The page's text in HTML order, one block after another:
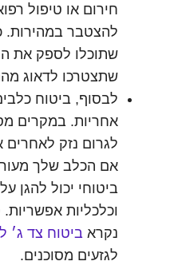
חירום או טיפול רפואי
להצטבר במהירות. כיסוי
שתוכלו לספק את הטיפול
שתצטרכו לדאוג
לבסוף, ביטוח כלבים יכול
אחריות. במקרים מסוימים,
לגרום נזק לאחרים או
אם הכלב שלך מעורב
ביטוחי יכול להגן עליך
וכלכליות אפשריות. סעיף
ביטוח צד ג׳ לכלבים
לגזעים מסוכנים.